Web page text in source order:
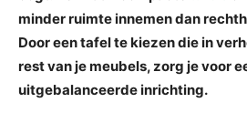
minder ruimte innemen dan
Door een tafel te kiezen die in
rest van je meubels, zorg je voor
uitgebalanceerde inrichting.